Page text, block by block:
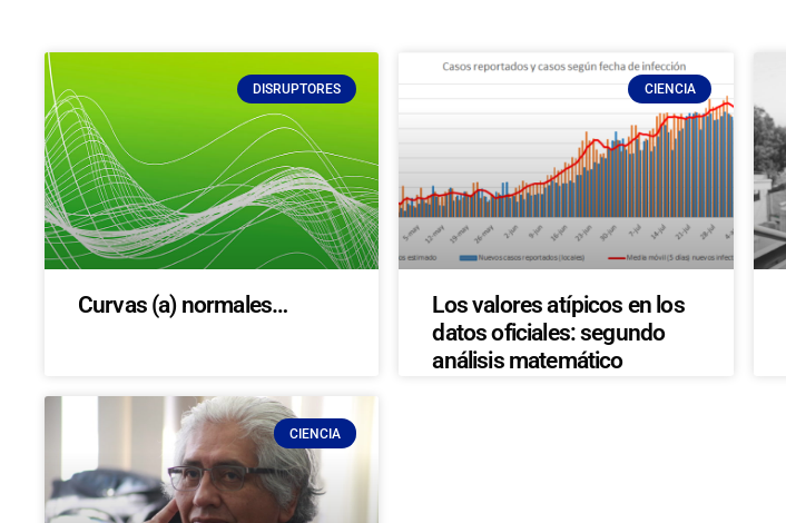
DISRUPTORES
Curvas (a) normales…
CIENCIA
Los valores atípicos en los
datos oficiales: segundo
análisis matemático
CIENCIA